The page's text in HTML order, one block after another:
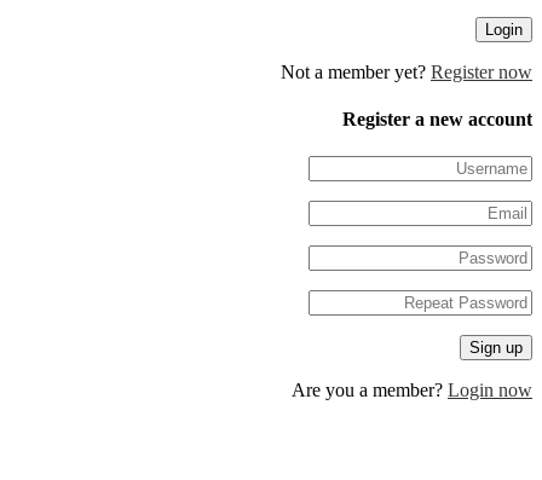
Not a member yet?
Register a new
Are you a member?